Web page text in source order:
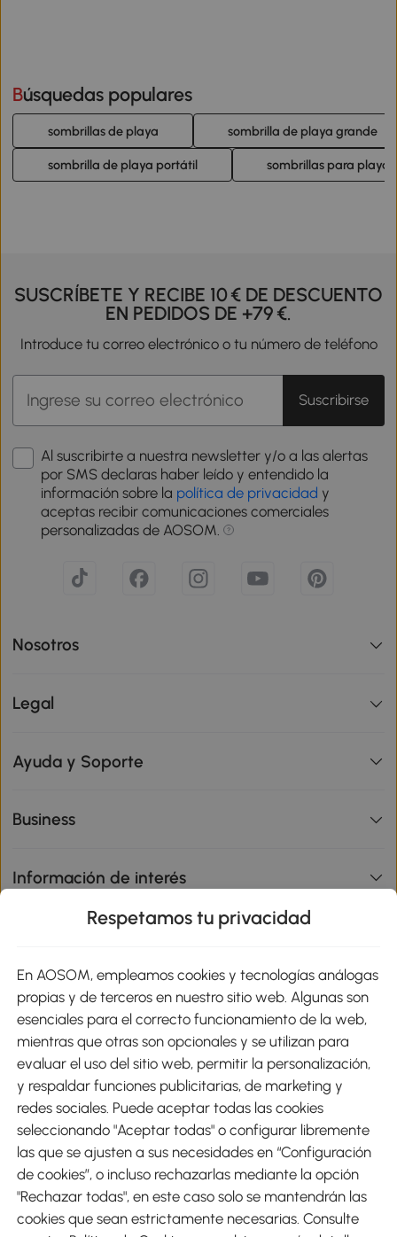
Búsquedas populares
sombrillas de playa sombrilla de playa grande
sombrilla de playa portátil sombrillas para playa
SUSCRÍBETE Y RECIBE 10 € DE DESCUENTO
EN PEDIDOS DE +79 €.
Introduce tu correo electrónico o tu número de teléfono
Suscribirse
Al suscribirte a nuestra newsletter y/o a las alertas
por SMS declaras haber leído y entendido la
información sobre la política de privacidad y
aceptas recibir comunicaciones comerciales
personalizadas de AOSOM.
Nosotros
Legal
Ayuda y Soporte
Business
Información de interés
Métodos de Pago
Envíos
Descargar Aosom App
Respetamos tu privacidad
En AOSOM, empleamos cookies y tecnologías análogas
propias y de terceros en nuestro sitio web. Algunas son
esenciales para el correcto funcionamiento de la web,
mientras que otras son opcionales y se utilizan para
evaluar el uso del sitio web, permitir la personalización,
y respaldar funciones publicitarias, de marketing y
redes sociales. Puede aceptar todas las cookies
seleccionando "Aceptar todas" o configurar libremente
las que se ajusten a sus necesidades en “Configuración
de cookies”, o incluso rechazarlas mediante la opción
"Rechazar todas", en este caso solo se mantendrán las
cookies que sean estrictamente necesarias. Consulte